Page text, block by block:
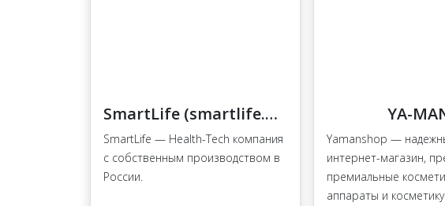
SmartLife (smartlife.bio)
SmartLife — Health-Tech компания
с собственным производством в
России.
YA-
Yamanshop —
интернет-магазин,
премиальные
аппараты и